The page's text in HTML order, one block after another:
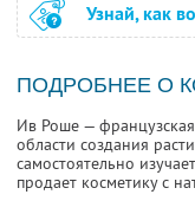
Узнай, как
ПОДРОБНЕЕ О
Ив Роше —
области создания
самостоятельно
продает косметику с